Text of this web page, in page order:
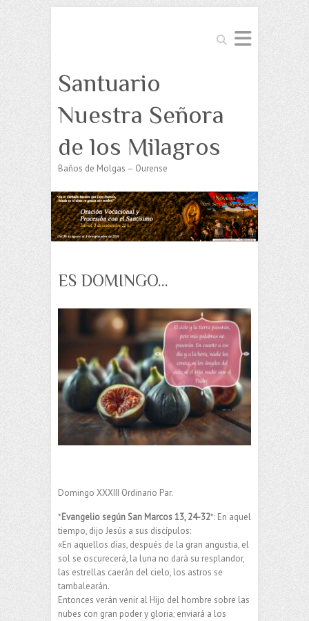
Buscar
Santuario
Nuestra Señora
de los Milagros
Baños de Molgas – Ourense
ES DOMINGO…
Domingo XXXIII Ordinario Par.
*Evangelio según San Marcos 13, 24-32*: En aquel
tiempo, dijo Jesús a sus discípulos:
«En aquellos días, después de la gran angustia, el
sol se oscurecerá, la luna no dará su resplandor,
las estrellas caerán del cielo, los astros se
tambalearán.
Entonces verán venir al Hijo del hombre sobre las
nubes con gran poder y gloria; enviará a los